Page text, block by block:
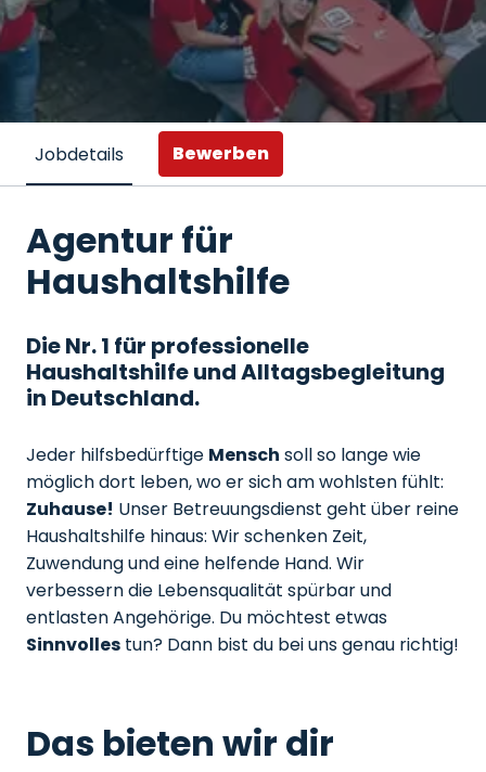
Jobdetails Bewerben
Agentur für
Haushaltshilfe
Die Nr. 1 für professionelle
Haushaltshilfe und Alltagsbegleitung
in Deutschland.
Jeder hilfsbedürftige Mensch soll so lange wie
möglich dort leben, wo er sich am wohlsten fühlt:
Zuhause! Unser Betreuungsdienst geht über reine
Haushaltshilfe hinaus: Wir schenken Zeit,
Zuwendung und eine helfende Hand. Wir
verbessern die Lebensqualität spürbar und
entlasten Angehörige. Du möchtest etwas
Sinnvolles tun? Dann bist du bei uns genau richtig!
Das bieten wir dir